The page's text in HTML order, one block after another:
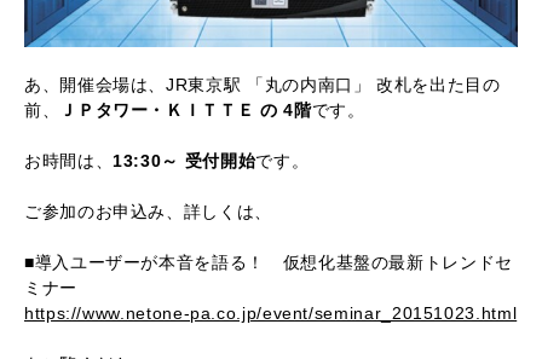
あ、開催会場は、JR東京駅 「丸の内南口」 改札を出た目の
前、
ＪＰタワー・ＫＩＴＴＥ の 4階です。
お時間は、 13:30～ 受付開始です。
ご参加のお申込み、詳しくは、
■導入ユーザーが本音を語る！ 仮想化基盤の最新トレンドセ
ミナー
https://www.netone-pa.co.jp/event/seminar_20151023.html